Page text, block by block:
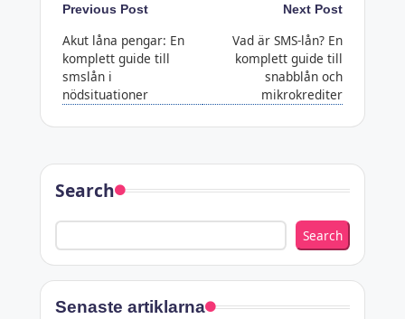
Post
navigation
Previous Post
Akut låna pengar: En
komplett guide till
smslån i
nödsituationer
Next Post
Vad är SMS-lån? En
komplett guide till
snabblån och
mikrokrediter
Search
Search
Senaste artiklarna